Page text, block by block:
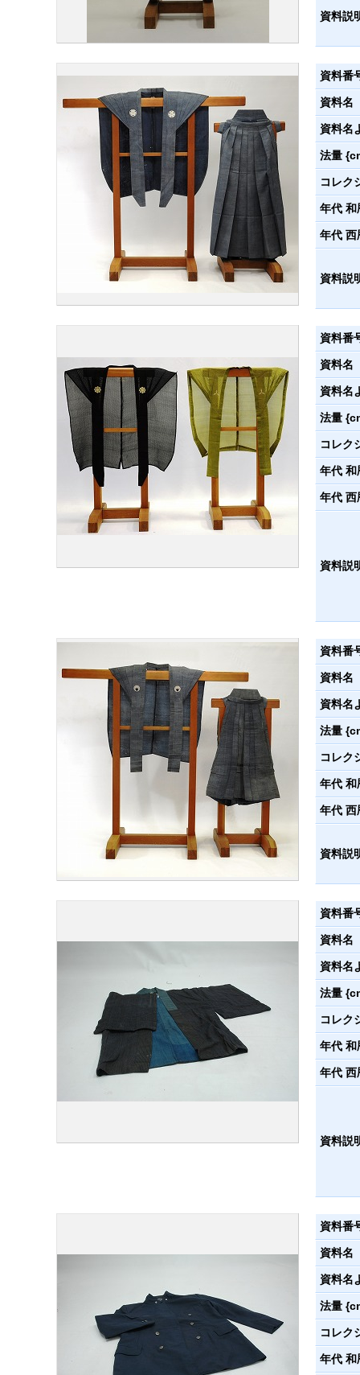
資料説
資料番
資料名
資料名
法量
コレク
年代 和
年代 西
資料説
資料番
資料名
資料名
法量
コレク
年代 和
年代 西
資料説
資料番
資料名
資料名
法量
コレク
年代 和
年代 西
資料説
資料番
資料名
資料名
法量
コレク
年代 和
年代 西
資料説
資料番
資料名
資料名
法量
コレク
年代 和